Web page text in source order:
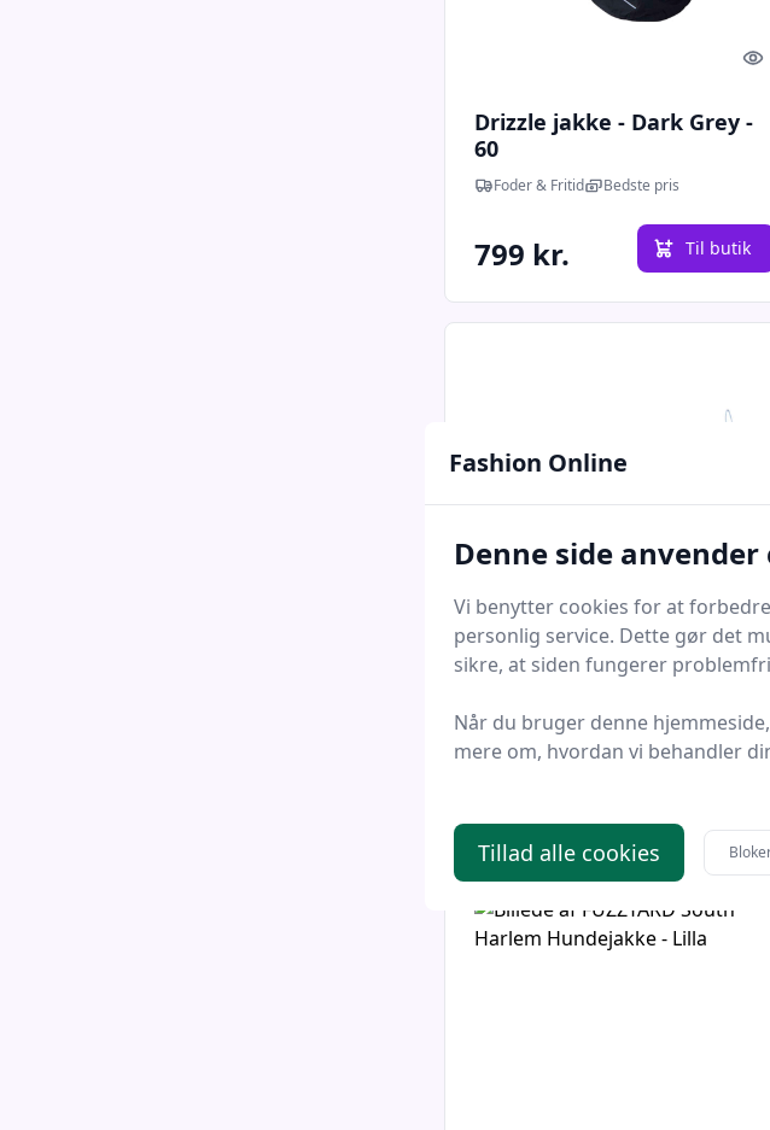
Drizzle jakke - Dark Grey -
60
Foder & Fritid Bedste pris
799 kr. Til butik
Drizzle jakke - Dark Grey -
Foder & Fritid Bedste pris
Fashion Online
Denne side anvender
Vi benytter cookies for at
personlig service. Dette gør det
sikre, at siden fungerer
Når du bruger denne
mere om, hvordan vi behandler
Tillad alle cookies